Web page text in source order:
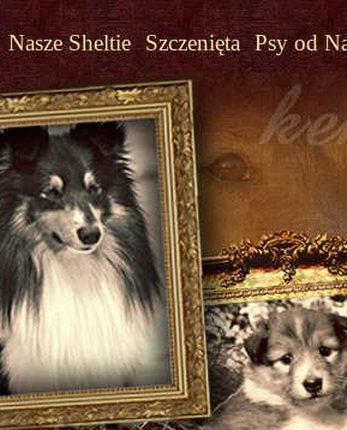
Nasze Sheltie Szczenięta Psy od